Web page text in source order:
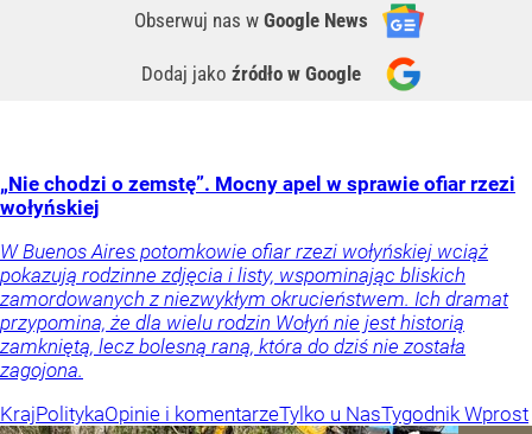
Obserwuj nas w Google News
Dodaj jako źródło w Google
„Nie chodzi o zemstę”. Mocny apel w sprawie ofiar rzezi
wołyńskiej
W Buenos Aires potomkowie ofiar rzezi wołyńskiej wciąż
pokazują rodzinne zdjęcia i listy, wspominając bliskich
zamordowanych z niezwykłym okrucieństwem. Ich dramat
przypomina, że dla wielu rodzin Wołyń nie jest historią
zamkniętą, lecz bolesną raną, która do dziś nie została
zagojona.
KrajPolitykaOpinie i komentarzeTylko u NasTygodnik Wprost